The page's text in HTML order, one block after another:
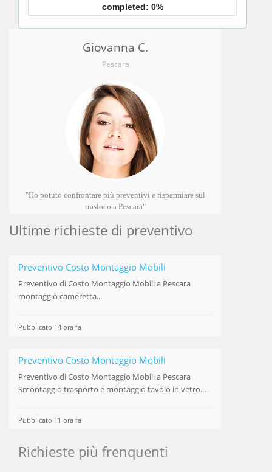
completed: 0%
Giovanna C.
Pescara
"Ho potuto confrontare più preventivi e risparmiare sul
trasloco a Pescara"
Ultime richieste di preventivo
Preventivo Costo Montaggio Mobili
Preventivo diCosto Montaggio Mobilia Pescara
montaggio cameretta...
Pubblicato 14 ora fa
Preventivo Costo Montaggio Mobili
Preventivo diCosto Montaggio Mobilia Pescara
Smontaggio trasporto e montaggio tavolo in vetro...
Pubblicato 11 ora fa
Richieste più frenquenti